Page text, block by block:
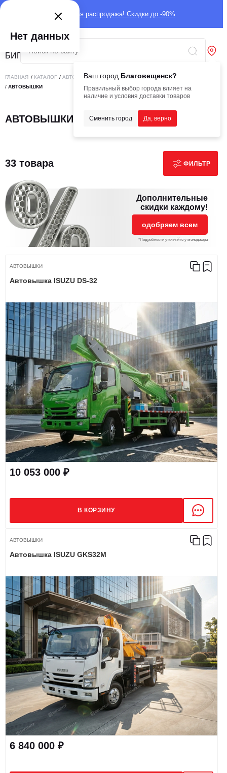
Глобальная распродажа! Скидки до -90%
Ваш город Благовещенск?
Правильный выбор города влияет на
наличие и условия доставки товаров
Сменить город Да, верно
ГЛАВНАЯ / КАТАЛОГ / АВТОТЕХНИКА /СПЕЦИАЛИЗИРОВАННАЯ АВТОТЕХНИКА
/ АВТОВЫШКИ
АВТОВЫШКИ
33 товара ФИЛЬТР
Дополнительные
скидки каждому!
одобряем всем
*Подробности уточняйте у менеджера
АВТОВЫШКИ
Автовышка ISUZU DS-32
10 053 000 ₽
В КОРЗИНУ
АВТОВЫШКИ
Автовышка ISUZU GKS32M
6 840 000 ₽
Нет данных